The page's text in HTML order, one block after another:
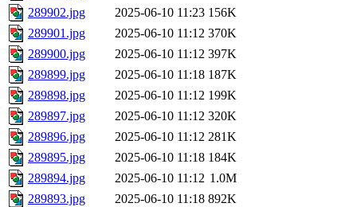
289902.jpg
2025-06-10 11:23 156K
289901.jpg
2025-06-10 11:12 370K
289900.jpg
2025-06-10 11:12 397K
289899.jpg
2025-06-10 11:18 187K
289898.jpg
2025-06-10 11:12 199K
289897.jpg
2025-06-10 11:12 320K
289896.jpg
2025-06-10 11:12 281K
289895.jpg
2025-06-10 11:18 184K
289894.jpg
2025-06-10 11:12 1.0M
289893.jpg
2025-06-10 11:18 892K